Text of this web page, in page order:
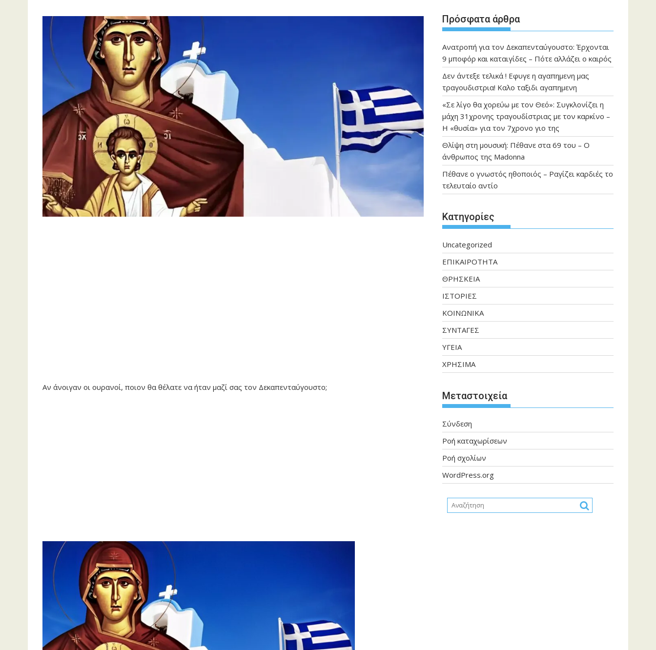
Αν άνοιγαν οι ουρανοί, ποιον θα θέλατε να ήταν μαζί σας τον Δεκαπενταύγουστο;
Πρόσφατα άρθρα
Ανατροπή για τον Δεκαπενταύγουστο: Έρχονται
9 μποφόρ και καταιγίδες – Πότε αλλάζει ο καιρός
Δεν άντεξε τελικά ! Εφυγε η αγαπημενη μας
τραγουδιστρια! Καλο ταξιδι αγαπημενη
«Σε λίγο θα χορεύω με τον Θεό»: Συγκλονίζει η
μάχη 31χρονης τραγουδίστριας με τον καρκίνο –
Η «θυσία» για τον 7χρονο γιο της
Θλίψη στη μουσική: Πέθανε στα 69 του – Ο
άνθρωπος της Madonna
Πέθανε ο γνωστός ηθοποιός – Ραγίζει καρδιές το
τελευταίο αντίο
Kατηγορίες
Uncategorized
ΕΠΙΚΑΙΡΟΤΗΤΑ
ΘΡΗΣΚΕΙΑ
ΙΣΤΟΡΙΕΣ
ΚΟΙΝΩΝΙΚΑ
ΣΥΝΤΑΓΕΣ
ΥΓΕΙΑ
ΧΡΗΣΙΜΑ
Μεταστοιχεία
Σύνδεση
Ροή καταχωρίσεων
Ροή σχολίων
WordPress.org